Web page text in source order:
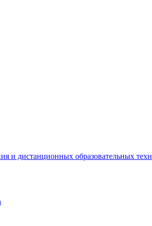
и дистанционных образовательных